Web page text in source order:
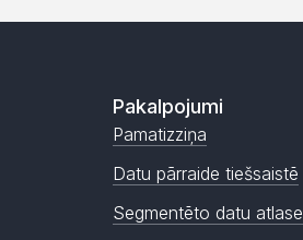
Pakalpojumi
Pamatizziņa
Datu pārraide tiešsaistē
Segmentēto datu atlase